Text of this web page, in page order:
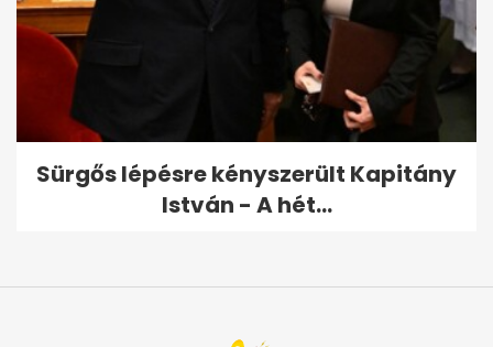
Sürgős lépésre kényszerült Kapitány
István - A hét...